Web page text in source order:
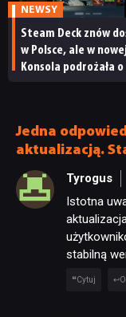
NEWSY
Steam Deck znów
w Polsce, ale w
Konsola podrożała o
Jedna
aktualizacją.
Tyrogus
Istotna
stabilną
Cytuj